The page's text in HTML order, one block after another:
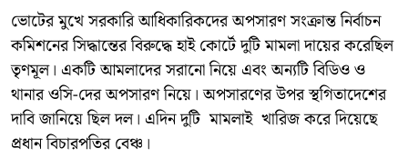
ভোটের মুখে সরকারি আধিকারিকদের অপসারণ সংক্রান্ত নির্বাচন
কমিশনের সিদ্ধান্তের বিরুদ্ধে হাই কোর্টে দুটি মামলা দায়ের করেছিল
তৃণমূল। একটি আমলাদের সরানো নিয়ে এবং অন্যটি বিডিও ও
থানার ওসি-দের অপসারণ নিয়ে। অপসারণের উপর স্থগিতাদেশের
দাবি জানিয়ে ছিল দল। এদিন দুটি মামলাই খারিজ করে দিয়েছে
প্রধান বিচারপতির বেঞ্চ।